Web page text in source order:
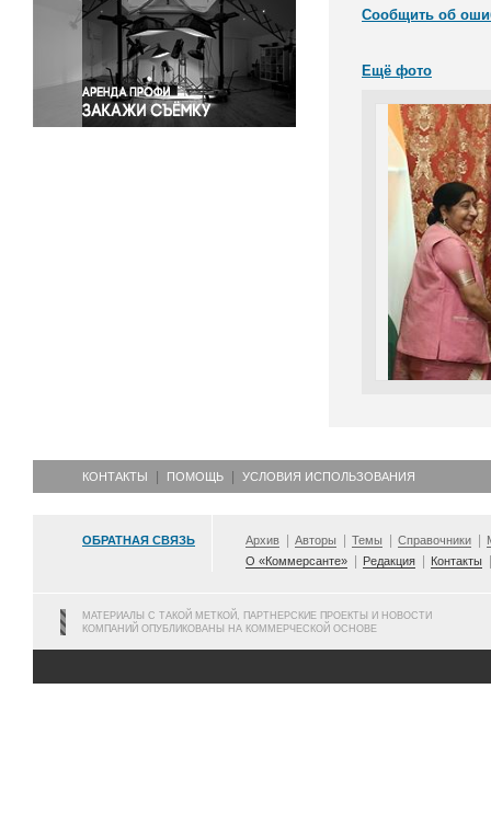
Спорт
Экология
Экономика и бизнес
Сообщить об
Ещё фото
КОНТАКТЫ ПОМОЩЬ УСЛОВИЯ ИСПОЛЬЗОВАНИЯ
ОБРАТНАЯ СВЯЗЬ Архив Авторы Темы Справочники
О «Коммерсанте»
Редакция Контакты
МАТЕРИАЛЫ С ТАКОЙ МЕТКОЙ, ПАРТНЕРСКИЕ ПРОЕКТЫ И НОВОСТИ
КОМПАНИЙ ОПУБЛИКОВАНЫ НА КОММЕРЧЕСКОЙ ОСНОВЕ